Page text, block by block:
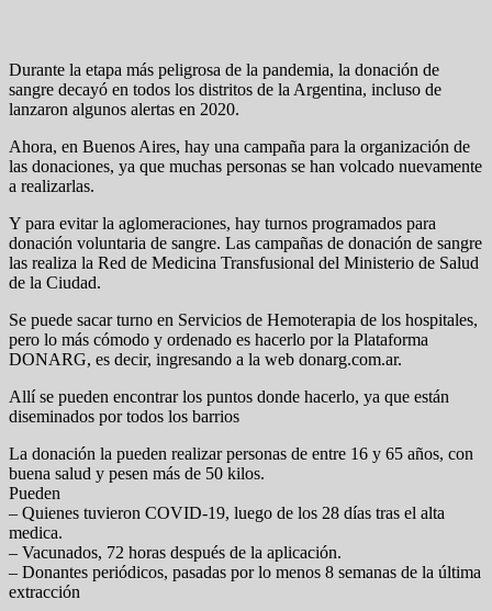
Durante la etapa más peligrosa de la pandemia, la donación de
sangre decayó en todos los distritos de la Argentina, incluso de
lanzaron algunos alertas en 2020.
Ahora, en Buenos Aires, hay una campaña para la organización de
las donaciones, ya que muchas personas se han volcado nuevamente
a realizarlas.
Y para evitar la aglomeraciones, hay turnos programados para
donación voluntaria de sangre. Las campañas de donación de sangre
las realiza la Red de Medicina Transfusional del Ministerio de Salud
de la Ciudad.
Se puede sacar turno en Servicios de Hemoterapia de los hospitales,
pero lo más cómodo y ordenado es hacerlo por la Plataforma
DONARG, es decir, ingresando a la web donarg.com.ar.
Allí se pueden encontrar los puntos donde hacerlo, ya que están
diseminados por todos los barrios
La donación la pueden realizar personas de entre 16 y 65 años, con
buena salud y pesen más de 50 kilos.
Pueden
– Quienes tuvieron COVID-19, luego de los 28 días tras el alta
medica.
– Vacunados, 72 horas después de la aplicación.
– Donantes periódicos, pasadas por lo menos 8 semanas de la última
extracción